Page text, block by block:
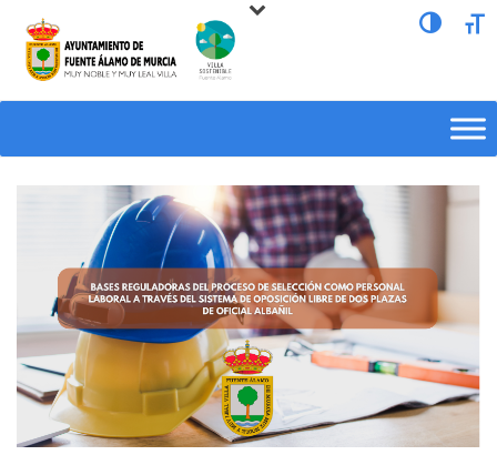
Alternar